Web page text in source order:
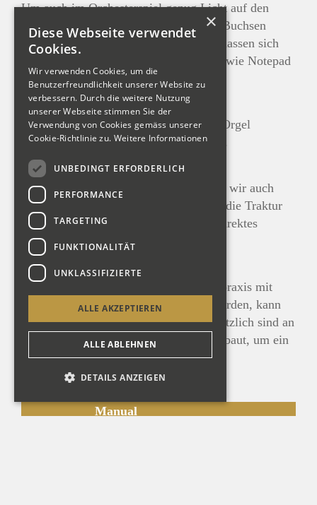
Um auch im Orchesterspiel genug Licht auf den
Noten zu haben, können an zwei USB-Buchsen
Lampen eingesteckt werden. Ebenfalls lassen sich
über die USB-Buchsen portable Geräte wie Notepad
oder Handy laden.
Absperrbares Notenfach im Hocker
Für allerlei Kleinzeug was man an der Orgel
gebrauchen kann oder eben auch Noten.
Leichtes und direktes Tastenspiel
Wie man es von uns gewohnt ist, haben wir auch
hier wieder ein grosses Augenmerk auf die Traktur
gelegt. So zeigt sich hier ein leichtes, direktes
Tastengefühl.
Transponierbare Klaviatur
Um auch der historischen Aufführungspraxis mit
historischen Stimmungen gerecht zu werden, kann
die Klaviatur transponiert werden. Zusätzlich sind an
den Pfeifen sogenannte Stimmringe verbaut, um ein
schnelles Umstimmen zu ermöglichen.
Manual
×
Diese Webseite verwendet
Cookies.
Wir verwenden Cookies, um die
Benutzerfreundlichkeit unserer Website zu
verbessern. Durch die weitere Nutzung
unserer Webseite stimmen Sie der
Verwendung von Cookies gemäss unserer
Cookie-Richtlinie zu. Weitere Informationen
UNBEDINGT ERFORDERLICH
PERFORMANCE
TARGETING
FUNKTIONALITÄT
UNKLASSIFIZIERTE
ALLE AKZEPTIEREN
ALLE ABLEHNEN
DETAILS ANZEIGEN